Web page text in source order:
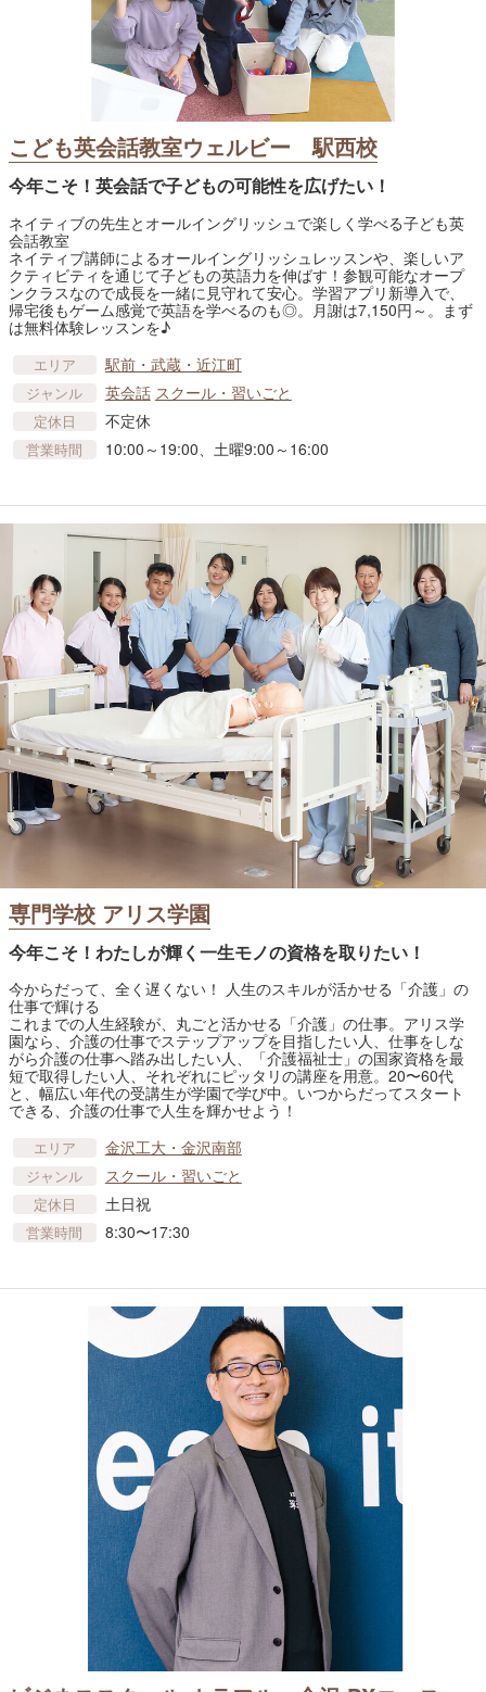
こども英会話教室ウェルビー 駅西校
今年こそ！英会話で子どもの可能性を広げたい！
ネイティブの先生とオールイングリッシュで楽しく学べる子ども英
会話教室
ネイティブ講師によるオールイングリッシュレッスンや、楽しいア
クティビティを通じて子どもの英語力を伸ばす！参観可能なオープ
ンクラスなので成長を一緒に見守れて安心。学習アプリ新導入で、
帰宅後もゲーム感覚で英語を学べるのも◎。月謝は7,150円～。まず
は無料体験レッスンを♪
エリア 駅前・武蔵・近江町
ジャンル 英会話 スクール・習いごと
定休日 不定休
営業時間 10:00～19:00、土曜9:00～16:00
専門学校 アリス学園
今年こそ！わたしが輝く一生モノの資格を取りたい！
今からだって、全く遅くない！ 人生のスキルが活かせる「介護」の
仕事で輝ける
これまでの人生経験が、丸ごと活かせる「介護」の仕事。アリス学
園なら、介護の仕事でステップアップを目指したい人、仕事をしな
がら介護の仕事へ踏み出したい人、「介護福祉士」の国家資格を最
短で取得したい人、それぞれにピッタリの講座を用意。20〜60代
と、幅広い年代の受講生が学園で学び中。いつからだってスタート
できる、介護の仕事で人生を輝かせよう！
エリア 金沢工大・金沢南部
ジャンル スクール・習いごと
定休日 土日祝
営業時間 8:30〜17:30